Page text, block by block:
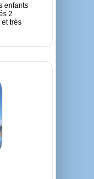
enfants
2
très